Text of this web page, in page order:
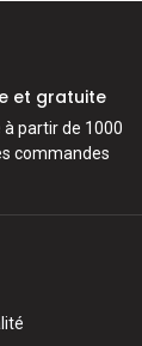
et gratuite
partir de 1000
commandes